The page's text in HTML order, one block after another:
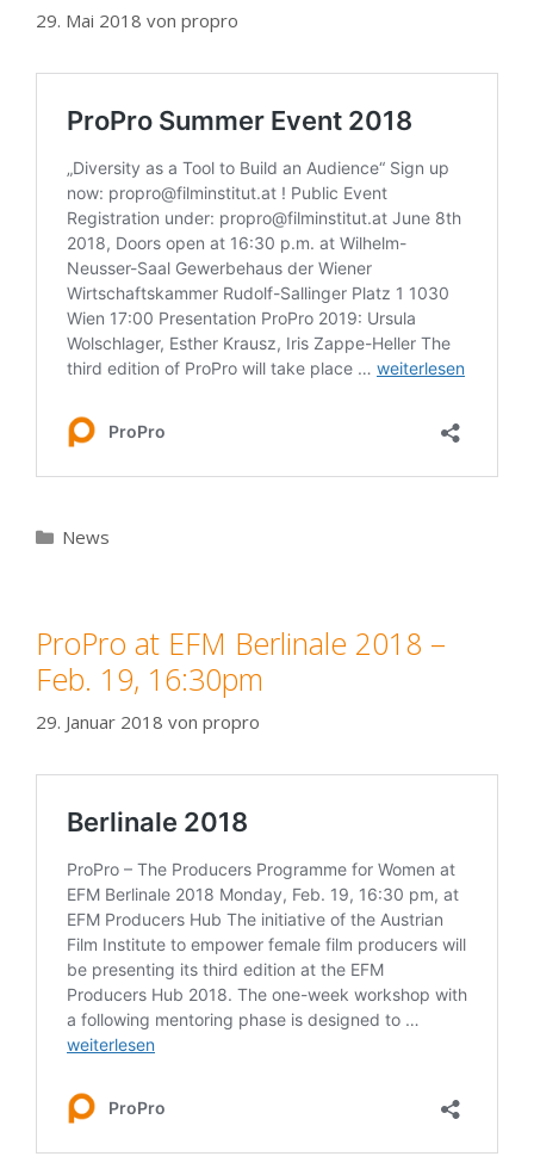
29. Mai 2018 von propro
Kategorien
News
ProPro at EFM Berlinale 2018 –
Feb. 19, 16:30pm
29. Januar 2018 von propro